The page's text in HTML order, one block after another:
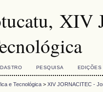
XIV
PESQUISA EDIÇÕES
e Tecnológica> XIV JORNACITEC -